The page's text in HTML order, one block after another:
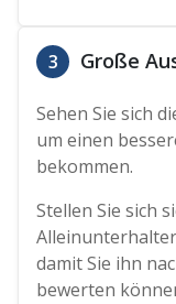
3 Große
Sehen Sie sich
um einen
bekommen.
Stellen Sie sich
damit Sie ihn
bewerten